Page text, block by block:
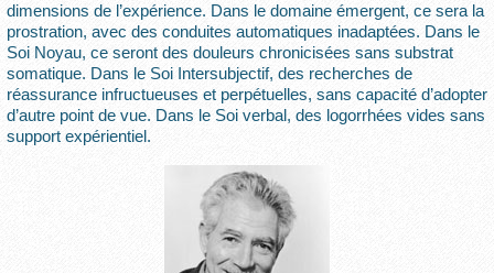
dimensions de l’expérience. Dans le domaine émergent, ce sera la
prostration, avec des conduites automatiques inadaptées. Dans le
Soi Noyau, ce seront des douleurs chronicisées sans substrat
somatique. Dans le Soi Intersubjectif, des recherches de
réassurance infructueuses et perpétuelles, sans capacité d’adopter
d’autre point de vue. Dans le Soi verbal, des logorrhées vides sans
support expérientiel.